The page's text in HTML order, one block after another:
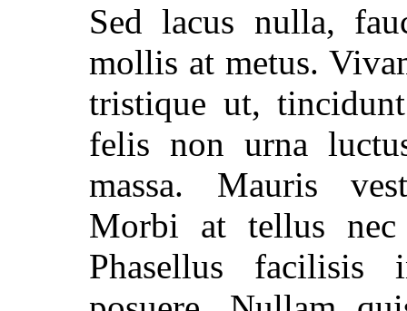
Sed lacus nulla,
mollis at metus.
tristique ut,
felis non urna
massa. Mauris
Morbi at tellus nec
Phasellus facilisis